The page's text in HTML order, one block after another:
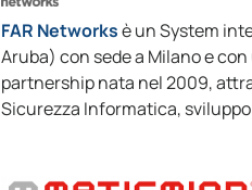
FAR Networksè un System
Aruba) con sede a Milano e
partnership nata nel 2009,
Sicurezza Informatica,